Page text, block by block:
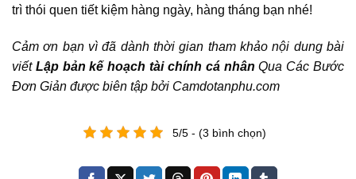
trì thói quen tiết kiệm hàng ngày, hàng tháng bạn nhé!
Cảm ơn bạn vì đã dành thời gian tham khảo nội dung bài
viết Lập bản kế hoạch tài chính cá nhân Qua Các Bước
Đơn Giản được biên tập bởi Camdotanphu.com
5/5 - (3 bình chọn)